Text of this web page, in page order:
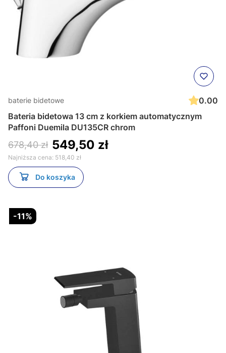
baterie bidetowe
0.00
Bateria bidetowa 13 cm z korkiem automatycznym
Paffoni Duemila DU135CR chrom
678,40 zł 549,50 zł
Najniższa cena: 518,40 zł
Do koszyka
-11%